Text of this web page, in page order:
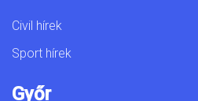
Civil hírek
Sport hírek
Győr